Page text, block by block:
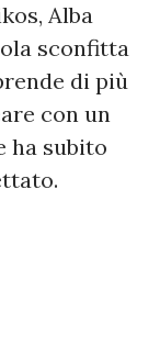
Alba
sconfitta
di più
con un
ha subito